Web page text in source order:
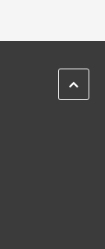
ZPĚT